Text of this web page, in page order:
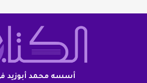
أسسه محمد أبوزيد فى